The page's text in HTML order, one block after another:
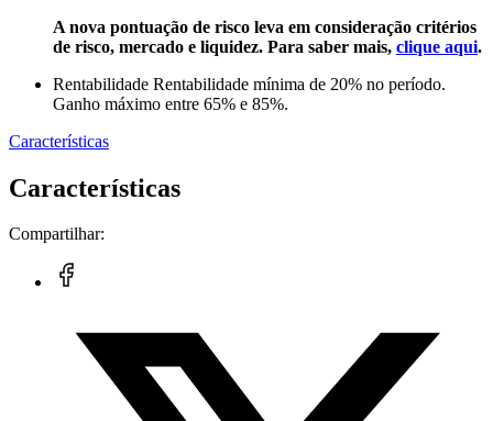
A nova pontuação de risco leva em consideração critérios
de risco, mercado e liquidez. Para saber mais, clique aqui.
Rentabilidade Rentabilidade mínima de 20% no período.
Ganho máximo entre 65% e 85%.
Características
Características
Compartilhar: